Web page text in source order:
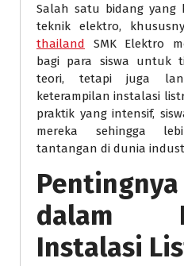
Salah satu bidang yang
teknik elektro,
thailand SMK Elektro
bagi para siswa untuk
teori, tetapi juga
keterampilan instalasi
praktik yang intensif,
mereka sehingga
tantangan di dunia
dalam
Instalasi